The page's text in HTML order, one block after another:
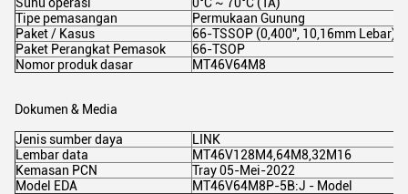
Tipe pemasangan
Permukaan Gunung
Paket / Kasus
66-TSSOP (0,400", 10,16mm Lebar)
Paket Perangkat Pemasok
66-TSOP
Nomor produk dasar
MT46V64M8
Dokumen & Media
Jenis sumber daya
LINK
Lembar data
MT46V128M4,64M8,32M16
Kemasan PCN
Tray 05-Mei-2022
Model EDA
MT46V64M8P-5B:J - Model